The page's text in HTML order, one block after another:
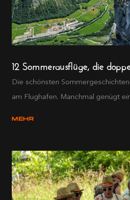
12 Sommerausflüge, die
Die schönsten
am Flughafen. Manchmal genügt
MEHR